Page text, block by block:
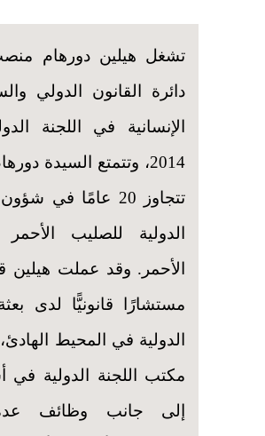
تشغل هيلين دورهام
دائرة القانون الدولي
الإنسانية في اللجنة
2014، وتتمتع السيدة
تتجاوز 20 عامًا في
الدولية للصليب الأحمر
الأحمر. وقد عملت هيلين
مستشارًا قانونيًّا لدى
الدولية في المحيط
مكتب اللجنة الدولية في
إلى جانب وظائف